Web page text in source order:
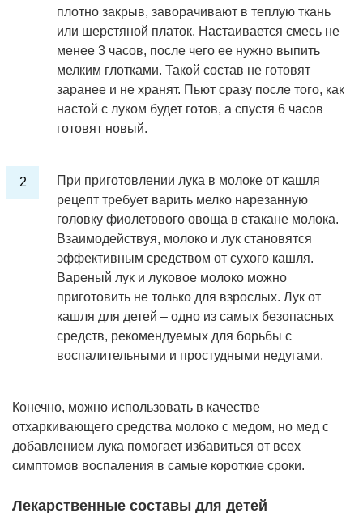
плотно закрыв, заворачивают в теплую ткань
или шерстяной платок. Настаивается смесь не
менее 3 часов, после чего ее нужно выпить
мелким глотками. Такой состав не готовят
заранее и не хранят. Пьют сразу после того, как
настой с луком будет готов, а спустя 6 часов
готовят новый.
При приготовлении лука в молоке от кашля
рецепт требует варить мелко нарезанную
головку фиолетового овоща в стакане молока.
Взаимодействуя, молоко и лук становятся
эффективным средством от сухого кашля.
Вареный лук и луковое молоко можно
приготовить не только для взрослых. Лук от
кашля для детей – одно из самых безопасных
средств, рекомендуемых для борьбы с
воспалительными и простудными недугами.
Конечно, можно использовать в качестве
отхаркивающего средства молоко с медом, но мед с
добавлением лука помогает избавиться от всех
симптомов воспаления в самые короткие сроки.
Лекарственные составы для детей